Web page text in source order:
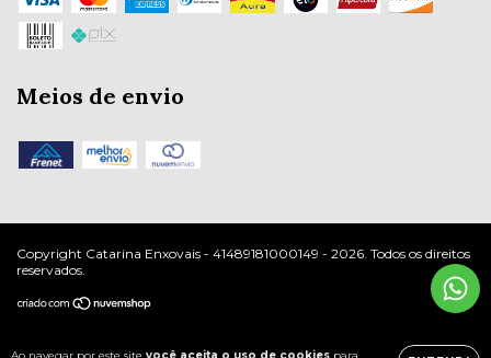
Ao navegar por este site você aceita o uso de cookies para
Meios de envio
Copyright Catarina Enxovais - 41489181000149 - 2026. Todos os direitos
reservados.